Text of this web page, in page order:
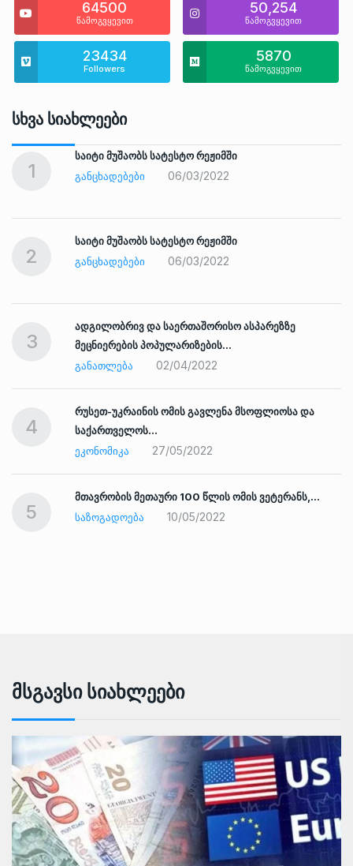
64500
წამოგვყევით
50,254
წამოგვყევით
23434
Followers
5870
წამოგვყევით
Სხვა Სიახლეები
1
საიტი მუშაობს სატესტო რეჟიმში
ᲒᲐᲜᲪᲮᲐᲓᲔᲑᲔᲑᲘ
06/03/2022
2
საიტი მუშაობს სატესტო რეჟიმში
ᲒᲐᲜᲪᲮᲐᲓᲔᲑᲔᲑᲘ
06/03/2022
3
ადგილობრივ და საერთაშორისო ასპარეზზე
მეცნიერების პოპულარიზების…
ᲒᲐᲜᲐᲗᲚᲔᲑᲐ
02/04/2022
4
რუსეთ-უკრაინის ომის გავლენა მსოფლიოსა და
საქართველოს…
ᲔᲙᲝᲜᲝᲛᲘᲙᲐ
27/05/2022
5
მთავრობის მეთაური 100 წლის ომის ვეტერანს,…
ᲡᲐᲖᲝᲒᲐᲓᲝᲔᲑᲐ
10/05/2022
Მსგავსი Სიახლეები